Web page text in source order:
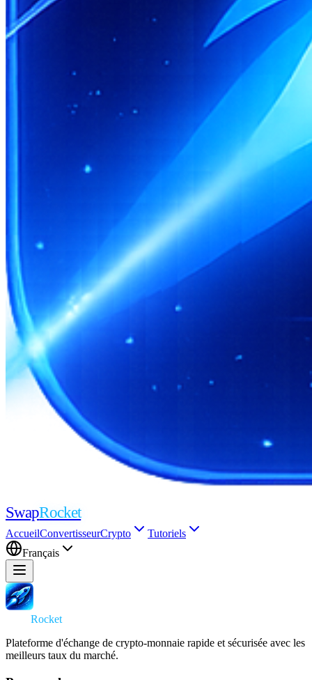
SwapRocket
AccueilConvertisseurCrypto
Tutoriels
Français
Rocket
Plateforme d'échange de crypto-monnaie rapide et sécurisée avec les
meilleurs taux du marché.